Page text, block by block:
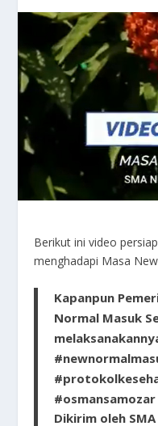
Berikut ini video
menghadapi Masa
Kapanpun
Normal Masuk
#osmansamozar
Dikirim oleh